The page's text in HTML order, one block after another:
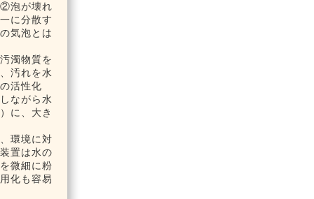
泡が壊れ
に分散す
気泡とは
濁物質を
汚れを水
活性化
ながら水
に、大き
環境に対
置は水の
微細に粉
化も容易